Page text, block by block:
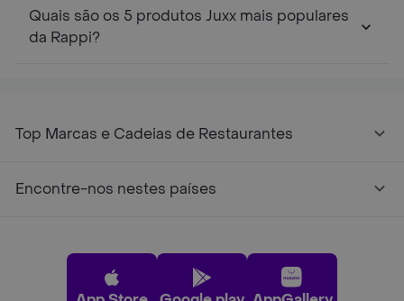
Quais são os 5 produtos Juxx mais populares
da Rappi?
Top Marcas e Cadeias de Restaurantes
Encontre-nos nestes países